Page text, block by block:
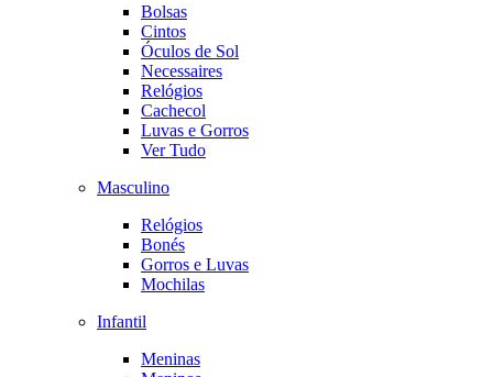
Bolsas
Cintos
Óculos de Sol
Necessaires
Relógios
Cachecol
Luvas e Gorros
Ver Tudo
Masculino
Relógios
Bonés
Gorros e Luvas
Mochilas
Infantil
Meninas